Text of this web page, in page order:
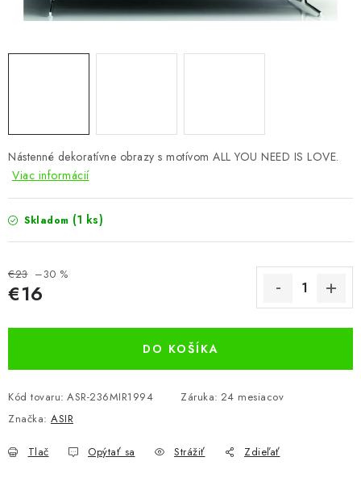
DOPLNKY A DEKORÁCIE
ZÁHRADA
Reklamácie a odstúpenie od zmluvy
Nástenné dekoratívne obrazy s motívom ALL YOU NEED IS LOVE.
Viac informácií
Skladom (1 ks)
€23 –30 %
€16
DO KOŠÍKA
Kód tovaru: ASR-236MIR1994 Záruka: 24 mesiacov
Značka: ASIR
Tlač Opýtať sa Strážiť Zdieľať